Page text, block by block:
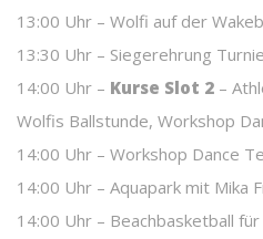
13:00 Uhr – Wolfi auf der
13:30 Uhr – Siegerehrung
14:00 Uhr – Kurse Slot 2 –
Wolfis Ballstunde, Workshop
14:00 Uhr – Workshop Dance
14:00 Uhr – Aquapark mit Mika
14:00 Uhr – Beachbasketball